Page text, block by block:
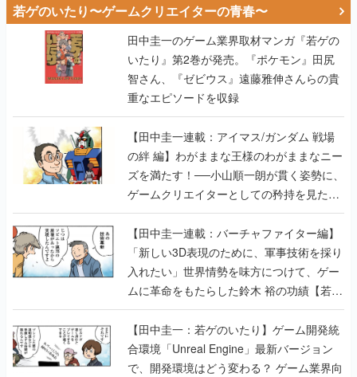
若ゲのいたり〜ゲームクリエイターの青春〜
田中圭一のゲーム業界取材マンガ『若ゲの
いたり』第2巻が発売。『ポケモン』田尻
智さん、『ゼビウス』遠藤雅伸さんらの貴
重なエピソードを収録
【田中圭一連載：アイマス/ガンダム 戦場
の絆 編】わがままな王様のわがままなニー
ズを満たす！──小山順一朗が貫く姿勢に、
ゲームクリエイターとしての矜持を見た
【若ゲのいたり最終回】
【田中圭一連載：バーチャファイター編】
「新しい3D表現のために、軍事技術を採り
入れたい」世界情勢を味方につけて、ゲー
ムに革命をもたらした鈴木 裕の功績【若ゲ
のいたり】
【田中圭一：若ゲのいたり】ゲーム開発統
合環境「Unreal Engine」最新バージョン
で、開発環境はどう変わる？ ゲーム業界向